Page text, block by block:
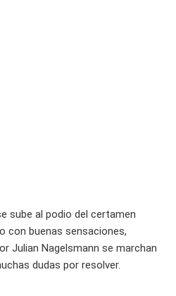
sube al podio del certamen
con buenas sensaciones,
Julian Nagelsmann se marchan
dudas por resolver.